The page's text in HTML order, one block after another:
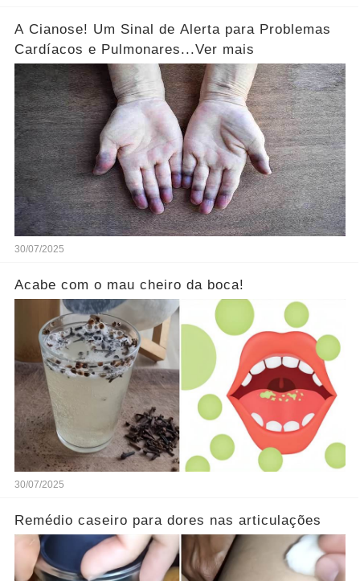
A Cianose! Um Sinal de Alerta para Problemas
Cardíacos e Pulmonares...Ver mais
30/07/2025
Acabe com o mau cheiro da boca!
30/07/2025
Remédio caseiro para dores nas articulações